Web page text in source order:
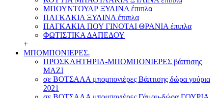
ΜΠΟΥΝΤΟΥΑΡ ΞΥΛΙΝΑ έπιπλα
ΠΑΓΚΑΚΙΑ ΞΥΛΙΝΑ έπιπλα
ΠΑΓΚΑΚΙΑ ΠΟΥ ΓΙΝΟΤΑΙ ΘΡΑΝΙΑ έπιπλα
ΦΩΤΙΣΤΙΚΑ ΔΑΠΕΔΟΥ
+
ΜΠΟΜΠΟΝΙΕΡΕΣ.
ΠΡΟΣΚΛΗΤΗΡΙΑ-ΜΠΟΜΠΟΝΙΕΡΕΣ βάπτισης
ΜΑΖΙ
σε ΒΟΤΣΑΛΑ μπομπονιέρες Βάπτισης δώρα γούρια
2021